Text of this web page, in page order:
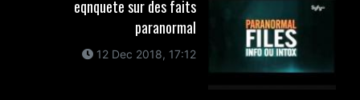
eqnquete sur des faits
paranormal
12 Dec 2018, 17:12